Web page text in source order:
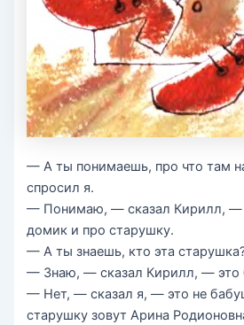
— А ты понимаешь, про что там
спросил я.
— Понимаю, — сказал Кирилл, —
домик и про старушку.
— А ты знаешь, кто эта
— Знаю, — сказал Кирилл, — это
— Нет, — сказал я, — это не
старушку зовут Арина